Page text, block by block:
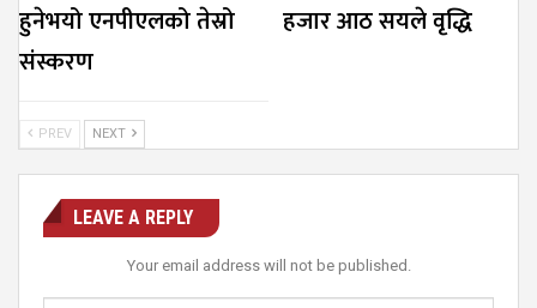
हुनेभयो एनपीएलको तेस्रो
संस्करण
हजार आठ सयले वृद्धि
PREV NEXT
LEAVE A REPLY
Your email address will not be published.